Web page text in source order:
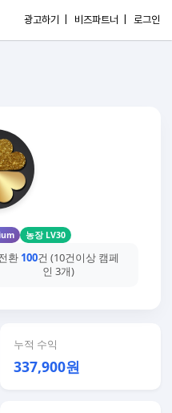
광고하기 | 비즈파트너 | 로그인
농장 LV30
환 100건 (10건이상 캠페
인 3개)
누적 수익
337,900원